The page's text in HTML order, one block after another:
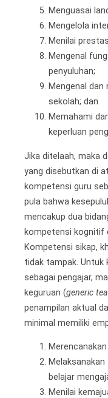
Menguasai
Mengelola
Menilai
Mengenal
penyuluhan;
Mengenal
sekolah; dan
Memahami
keperluan
Jika ditelaah, maka
yang disebutkan di
kompetensi guru
pula bahwa
mencakup dua
kompetensi kognitif
Kompetensi sikap,
tidak tampak. Untuk
sebagai pengajar,
keguruan (generic
penampilan aktual
minimal memiliki
belajar
Menilai